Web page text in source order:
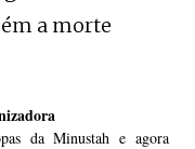
a morte
da Minustah e agora